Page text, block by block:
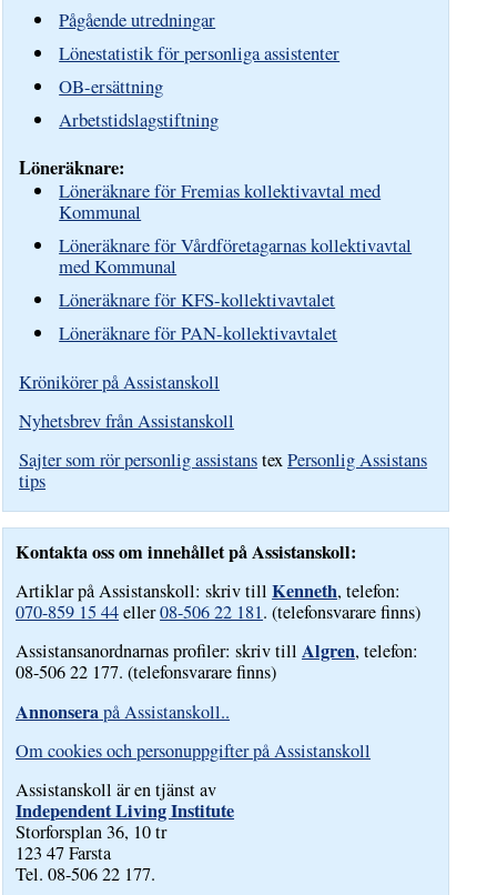
Pågående utredningar
Lönestatistik för personliga assistenter
OB-ersättning
Arbetstidslagstiftning
Löneräknare:
Löneräknare för Fremias kollektivavtal med
Kommunal
Löneräknare för Vårdföretagarnas kollektivavtal
med Kommunal
Löneräknare för KFS-kollektivavtalet
Löneräknare för PAN-kollektivavtalet
Krönikörer på Assistanskoll
Nyhetsbrev från Assistanskoll
Sajter som rör personlig assistanstexPersonlig Assistans
tips
Kontakta oss om innehållet på Assistanskoll:
Artiklar på Assistanskoll: skriv tillKenneth, telefon:
070-859 15 44eller08-506 22 181. (telefonsvarare finns)
Assistansanordnarnas profiler: skriv tillAlgren, telefon:
08-506 22 177. (telefonsvarare finns)
Annonserapå Assistanskoll..
Om cookies och personuppgifter på Assistanskoll
Assistanskoll är en tjänst av
Independent Living Institute
Storforsplan 36, 10 tr
123 47 Farsta
Tel. 08-506 22 177.